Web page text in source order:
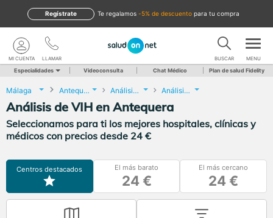
te regalamos -5% de descuento para tu compra
Regístrate
LLAMAR
MI CUENTA BUSCAR MENU
Especialidades Videoconsulta Chat Médico Plan de salud Fidelity
Málaga Antequera Análisis Clínicos Análisis de VIH
Análisis de VIH en Antequera
Seleccionamos para ti los mejores hospitales, clínicas y
médicos con precios desde 24 €
Centros destacados El más barato
24 €
El más cercano
24 €